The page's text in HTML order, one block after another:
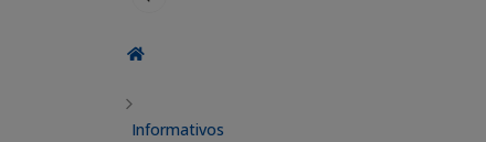
Informativos